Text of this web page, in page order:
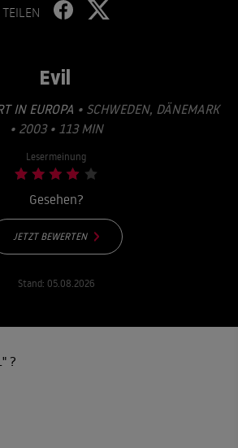
TEILEN
Evil
IN EUROPA • SCHWEDEN, DÄNEMARK
• 2003 • 113 MIN
Lesermeinung
Gesehen?
JETZT BEWERTEN
Stand: 05.08.2026
?